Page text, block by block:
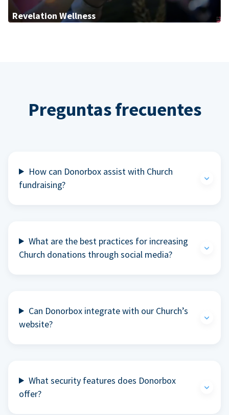
Revelation Wellness
Preguntas frecuentes
How can Donorbox assist with Church
fundraising?
What are the best practices for increasing
Church donations through social media?
Can Donorbox integrate with our Church’s
website?
What security features does Donorbox
offer?